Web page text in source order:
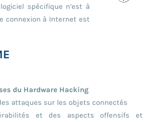
spécifique n’est à
connexion à Internet est
du Hardware Hacking
attaques sur les objets connectés
et des aspects offensifs et